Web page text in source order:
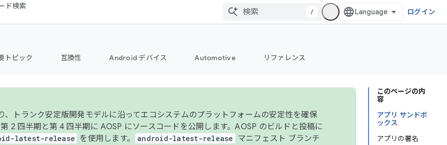
ド検索
/ ログイン
トピック 互換性 Android デバイス Automotive リファレンス
このページの内
容
アプリ サンドボ
ックス
アプリの署名
、トランク安定版開発モデルに沿ってエコシステムのプラットフォームの安定性を確保
2 四半期と第 4 四半期に AOSP にソースコードを公開します。AOSP のビルドと投稿に
latest-release を使用します。 android-latest-release
マニフェスト ブランチ